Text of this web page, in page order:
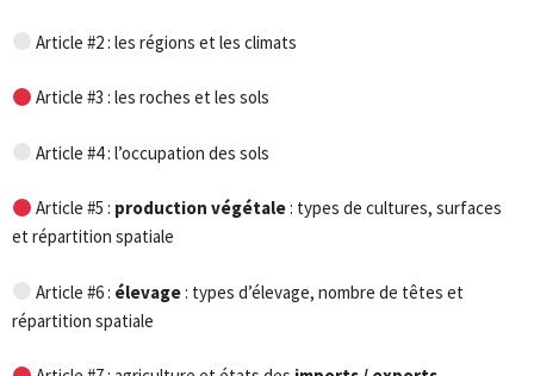
Article #2 : les régions et les climats
Article #3 : les roches et les sols
Article #4 : l’occupation des sols
Article #5 : production végétale: types de cultures, surfaces
et répartition spatiale
Article #6 : élevage: types d’élevage, nombre de têtes et
répartition spatiale